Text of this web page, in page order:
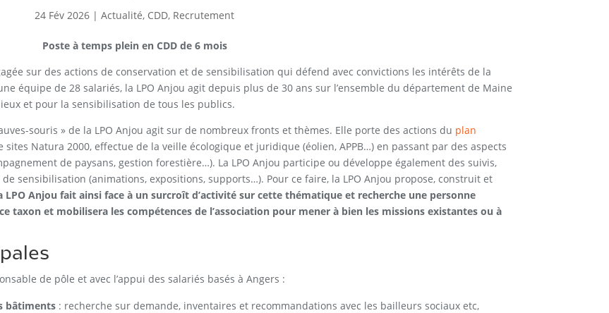
24 Fév 2026 |Actualité, CDD, Recrutement
Poste à temps plein en CDD de 6 mois
sur des actions de conservation et de sensibilisation qui défend avec convictions les intérêts de la
équipe de 28 salariés, la LPO Anjou agit depuis plus de 30 ans sur l’ensemble du département de Maine
et pour la sensibilisation de tous les publics.
souris » de la LPO Anjou agit sur de nombreux fronts et thèmes. Elle porte des actions du plan
sites Natura 2000, effectue de la veille écologique et juridique (éolien, APPB…) en passant par des aspects
de paysans, gestion forestière…). La LPO Anjou participe ou développe également des suivis,
sensibilisation (animations, expositions, supports…). Pour ce faire, la LPO Anjou propose, construit et
LPO Anjou fait ainsi face à un surcroît d’activité sur cette thématique et recherche une personne
taxon et mobilisera les compétences de l’association pour mener à bien les missions existantes ou à
de pôle et avec l’appui des salariés basés à Angers :
bâtiments : recherche sur demande, inventaires et recommandations avec les bailleurs sociaux etc,